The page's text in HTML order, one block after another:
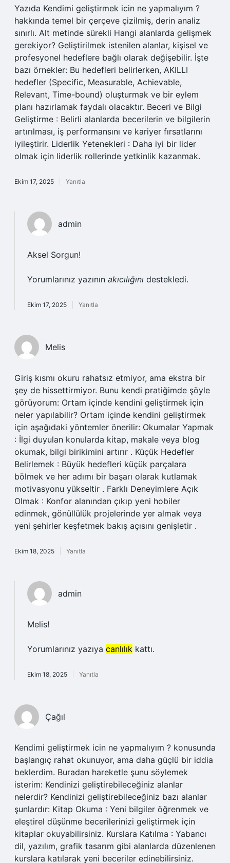
Yazıda Kendimi geliştirmek icin ne yapmalıyım ?
hakkında temel bir çerçeve çizilmiş, derin analiz
sınırlı. Alt metinde sürekli Hangi alanlarda gelişmek
gerekiyor? Geliştirilmek istenilen alanlar, kişisel ve
profesyonel hedeflere bağlı olarak değişebilir. İşte
bazı örnekler: Bu hedefleri belirlerken, AKILLI
hedefler (Specific, Measurable, Achievable,
Relevant, Time-bound) oluşturmak ve bir eylem
planı hazırlamak faydalı olacaktır. Beceri ve Bilgi
Geliştirme : Belirli alanlarda becerilerin ve bilgilerin
artırılması, iş performansını ve kariyer fırsatlarını
iyileştirir. Liderlik Yetenekleri : Daha iyi bir lider
olmak için liderlik rollerinde yetkinlik kazanmak.
Ekim 17, 2025 Yanıtla
admin
Aksel Sorgun!
Yorumlarınız yazının akıcılığını destekledi.
Ekim 17, 2025 Yanıtla
Melis
Giriş kısmı okuru rahatsız etmiyor, ama ekstra bir
şey de hissettirmiyor. Bunu kendi pratiğimde şöyle
görüyorum: Ortam içinde kendini geliştirmek için
neler yapılabilir? Ortam içinde kendini geliştirmek
için aşağıdaki yöntemler önerilir: Okumalar Yapmak
: İlgi duyulan konularda kitap, makale veya blog
okumak, bilgi birikimini artırır . Küçük Hedefler
Belirlemek : Büyük hedefleri küçük parçalara
bölmek ve her adımı bir başarı olarak kutlamak
motivasyonu yükseltir . Farklı Deneyimlere Açık
Olmak : Konfor alanından çıkıp yeni hobiler
edinmek, gönüllülük projelerinde yer almak veya
yeni şehirler keşfetmek bakış açısını genişletir .
Ekim 18, 2025 Yanıtla
admin
Melis!
Yorumlarınız yazıya canlılık kattı.
Ekim 18, 2025 Yanıtla
Çağıl
Kendimi geliştirmek icin ne yapmalıyım ? konusunda
başlangıç rahat okunuyor, ama daha güçlü bir iddia
beklerdim. Buradan hareketle şunu söylemek
isterim: Kendinizi geliştirebileceğiniz alanlar
nelerdir? Kendinizi geliştirebileceğiniz bazı alanlar
şunlardır: Kitap Okuma : Yeni bilgiler öğrenmek ve
eleştirel düşünme becerilerinizi geliştirmek için
kitaplar okuyabilirsiniz. Kurslara Katılma : Yabancı
dil, yazılım, grafik tasarım gibi alanlarda düzenlenen
kurslara katılarak yeni beceriler edinebilirsiniz.